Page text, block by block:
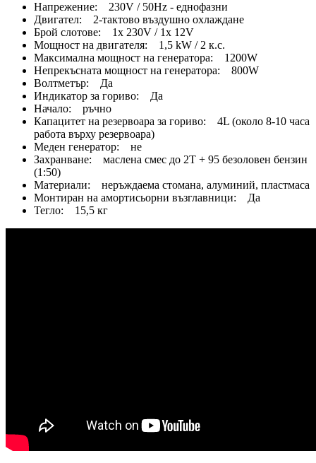
Напрежение: 230V / 50Hz - еднофазни
Двигател: 2-тактово въздушно охлаждане
Брой слотове: 1x 230V / 1x 12V
Мощност на двигателя: 1,5 kW / 2 к.с.
Максимална мощност на генератора: 1200W
Непрекъсната мощност на генератора: 800W
Волтметър: Да
Индикатор за гориво: Да
Начало: ръчно
Капацитет на резервоара за гориво: 4L (около 8-10 часа
работа върху резервоара)
Меден генератор: не
Захранване: маслена смес до 2T + 95 безоловен бензин
(1:50)
Материали: неръждаема стомана, алуминий, пластмаса
Монтиран на амортисьорни възглавници: Да
Тегло: 15,5 кг